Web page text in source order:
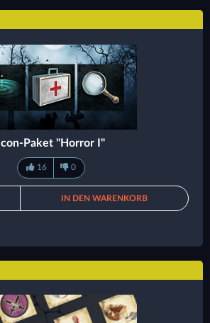
Icon-Paket "Horror I"
16 0
IN DEN WARENKORB